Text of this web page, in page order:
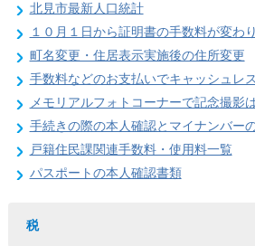
北見市最新人口統計
１０月１日から証明書の手数料が変わ
町名変更・住居表示実施後の住所変更
手数料などのお支払いでキャッシュレ
メモリアルフォトコーナーで記念撮影
手続きの際の本人確認とマイナンバー
戸籍住民課関連手数料・使用料一覧
パスポートの本人確認書類
税